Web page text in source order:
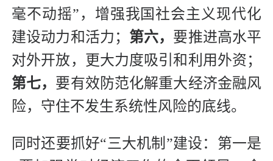
毫不动摇”，增强我国社会主义现代化
建设动力和活力； 第六， 要推进高水平
对外开放，更大力度吸引和利用外资；
第七， 要有效防范化解重大经济金融风
险，守住不发生系统性风险的底线。
同时还要抓好“三大机制”建设：第一是